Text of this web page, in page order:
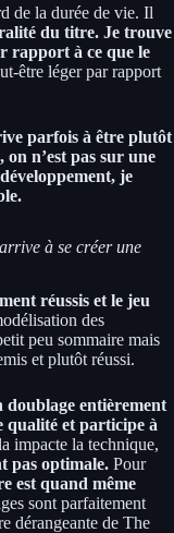
de la durée de vie. Il
du titre. Je trouve
rapport à ce que le
être léger par rapport
parfois à être plutôt
n’est pas sur une
je
à se créer une
réussis et le jeu
des
peu sommaire mais
et plutôt réussi.
doublage entièrement
qualité et participe à
impacte la technique,
pas optimale. Pour
est quand même
sont parfaitement
dérangeante de The